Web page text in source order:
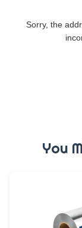
Sorry, the
You